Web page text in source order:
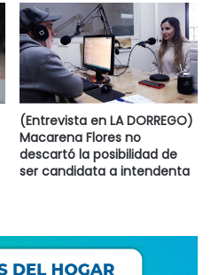
(Entrevista en LA DORREGO)
Macarena Flores no
descartó la posibilidad de
ser candidata a intendenta